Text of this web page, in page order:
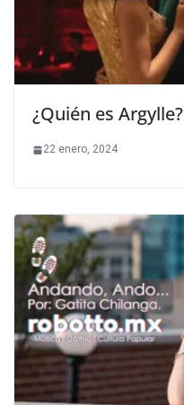
¿Quién es Argylle?
22 enero, 2024